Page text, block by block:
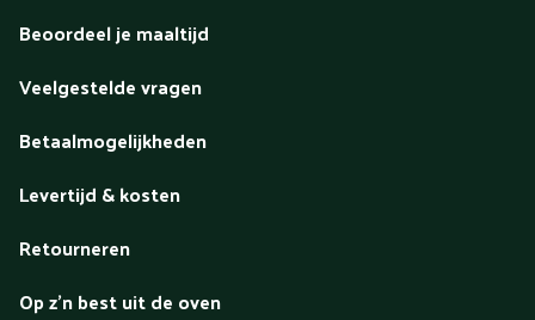
Beoordeel je maaltijd
Veelgestelde vragen
Betaalmogelijkheden
Levertijd & kosten
Retourneren
Op z'n best uit de oven